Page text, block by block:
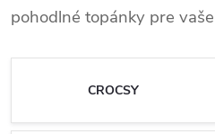
pohodlné topánky pre
CROCSY